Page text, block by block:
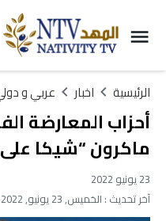
الرئيسية اخبار عربي و
أحزاب المعارضة
ماكرون “شيكا
23 يونيو 2022
آخر تحديث : الخميس, 23 يونيو, 2022 - 12:15 مساءً